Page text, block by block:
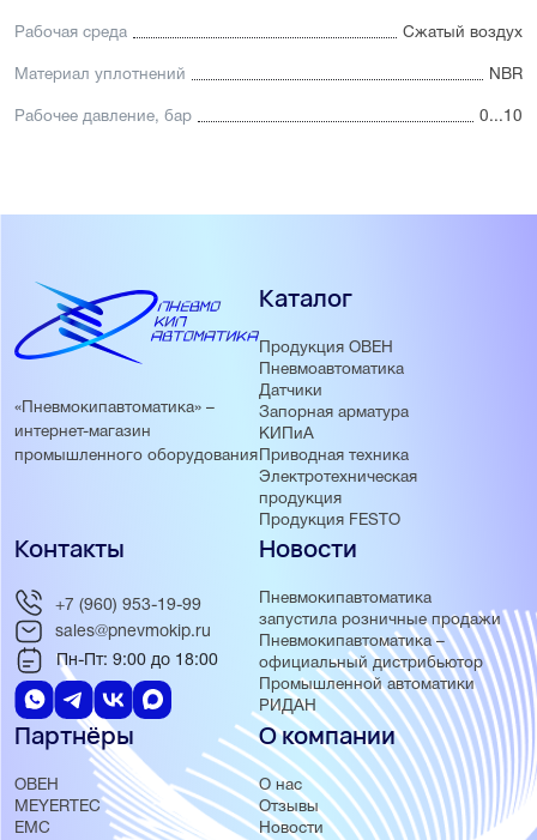
Рабочая среда Сжатый воздух
Материал уплотнений NBR
Рабочее давление, бар 0...10
«Пневмокипавтоматика» –
интернет-магазин
промышленного оборудования
Каталог
Продукция ОВЕН
Пневмоавтоматика
Датчики
Запорная арматура
КИПиА
Приводная техника
Электротехническая
продукция
Продукция FESTO
Новости
Пневмокипавтоматика
запустила розничные продажи
Пневмокипавтоматика –
официальный дистрибьютор
Промышленной автоматики
РИДАН
Партнёры
ОВЕН
MEYERTEC
EMC
О компании
О нас
Отзывы
Новости
Контакты
+7 (960) 953-19-99
sales@pnevmokip.ru
Пн-Пт: 9:00 до 18:00